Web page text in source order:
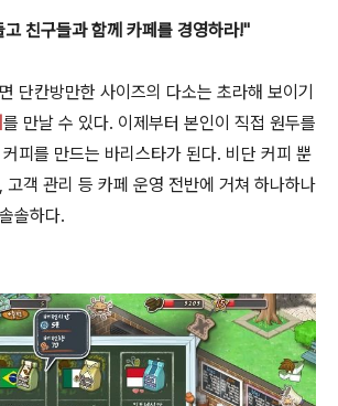
친구들과 함께 카페를 경영하라!"
단칸방만한 사이즈의 다소는 초라해 보이기
를 만날 수 있다. 이제부터 본인이 직접 원두를
피를 만드는 바리스타가 된다. 비단 커피 뿐
고객 관리 등 카페 운영 전반에 거쳐 하나하나
솔하다.